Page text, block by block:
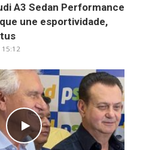
A3 Sedan Performance
une esportividade,